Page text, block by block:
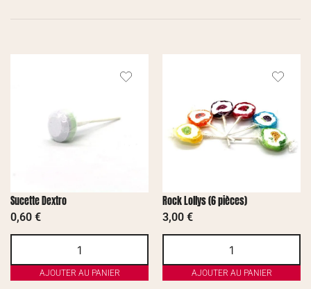
Sucette Dextro
0,60 €
AJOUTER AU PANIER
Rock Lollys (6 pièces)
3,00 €
AJOUTER AU PANIER